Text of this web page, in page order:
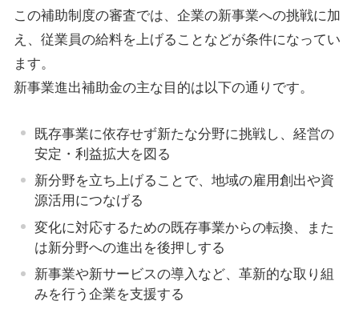
この補助制度の審査では、企業の新事業への挑戦に加
え、従業員の給料を上げることなどが条件になってい
ます。
新事業進出補助金の主な目的は以下の通りです。
既存事業に依存せず新たな分野に挑戦し、経営の
安定・利益拡大を図る
新分野を立ち上げることで、地域の雇用創出や資
源活用につなげる
変化に対応するための既存事業からの転換、また
は新分野への進出を後押しする
新事業や新サービスの導入など、革新的な取り組
みを行う企業を支援する